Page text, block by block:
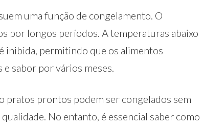
uma função de congelamento. O
por longos períodos. A temperaturas abaixo
inibida, permitindo que os alimentos
sabor por vários meses.
pratos prontos podem ser congelados sem
qualidade. No entanto, é essencial saber como